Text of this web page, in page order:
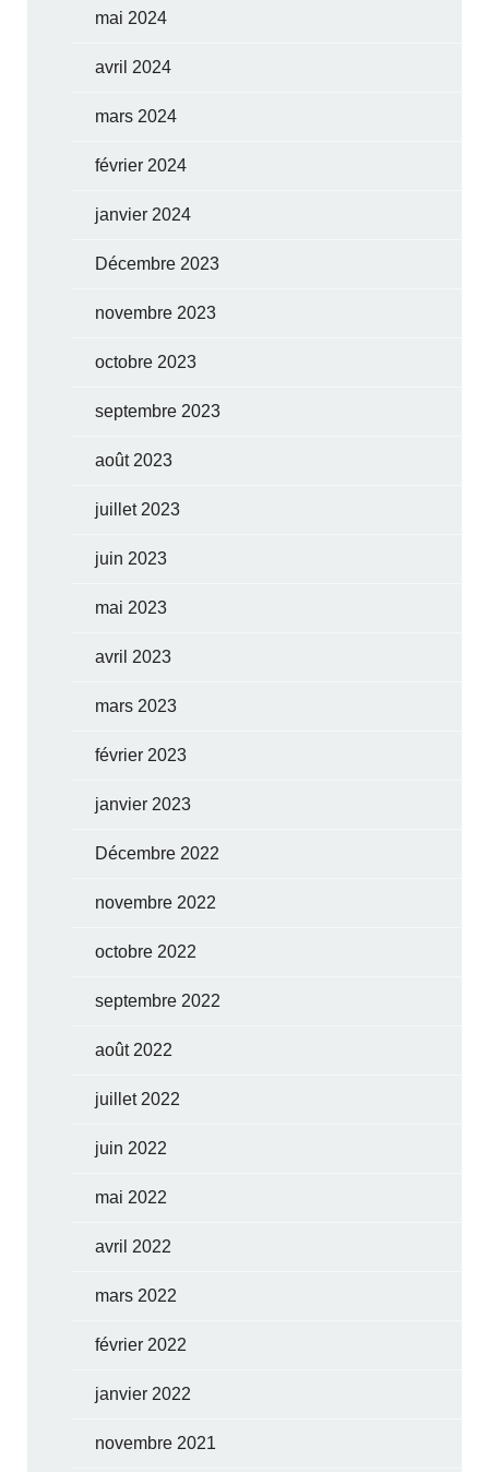
mai 2024
avril 2024
mars 2024
février 2024
janvier 2024
Décembre 2023
novembre 2023
octobre 2023
septembre 2023
août 2023
juillet 2023
juin 2023
mai 2023
avril 2023
mars 2023
février 2023
janvier 2023
Décembre 2022
novembre 2022
octobre 2022
septembre 2022
août 2022
juillet 2022
juin 2022
mai 2022
avril 2022
mars 2022
février 2022
janvier 2022
novembre 2021